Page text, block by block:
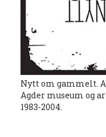
Nytt om gammelt.
Agder museum og
1983-2004.